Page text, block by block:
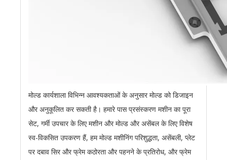
मोल्ड कार्यशाला विभिन्न आवश्यकताओं के अनुसार मोल्ड को डिजाइन
और अनुकूलित कर सकती है। हमारे पास प्रसंस्करण मशीन का पूरा
सेट, गर्मी उपचार के लिए मशीन और मोल्ड और असेंबल के लिए विशेष
स्व-विकसित उपकरण हैं, हम मोल्ड मशीनिंग परिशुद्धता, असेंबली, प्लेट
पर दबाव सिर और फ्रेम कठोरता और पहनने के प्रतिरोध, और फ्रेम